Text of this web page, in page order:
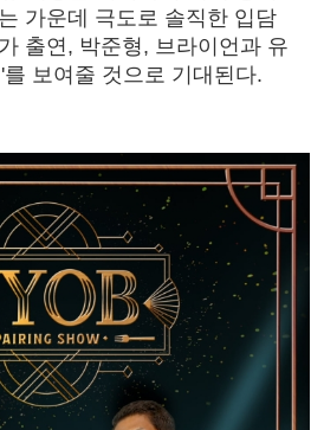
가운데 극도로 솔직한 입담
출연, 박준형, 브라이언과 유
보여줄 것으로 기대된다.